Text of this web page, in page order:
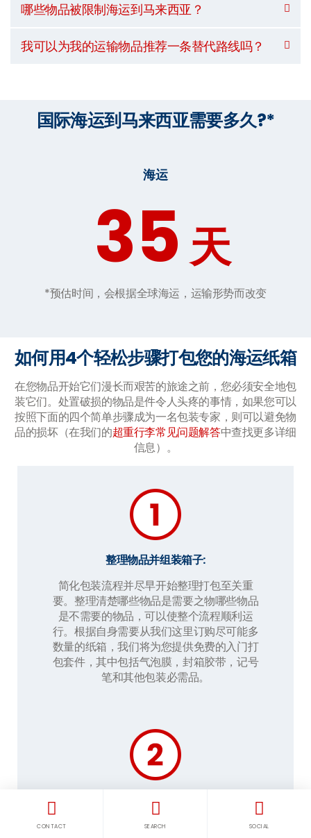
哪些物品被限制海运到马来西亚？
我可以为我的运输物品推荐一条替代路线吗？
国际海运到马来西亚需要多久?*
海运
35天
*预估时间，会根据全球海运，运输形势而改变
如何用4个轻松步骤打包您的海运纸箱
在您物品开始它们漫长而艰苦的旅途之前，您必须安全地包
装它们。处置破损的物品是件令人头疼的事情，如果您可以
按照下面的四个简单步骤成为一名包装专家，则可以避免物
品的损坏（在我们的超重行李常见问题解答中查找更多详细
信息）。
整理物品并组装箱子:
简化包装流程并尽早开始整理打包至关重
要。整理清楚哪些物品是需要之物哪些物品
是不需要的物品，可以使整个流程顺利运
行。根据自身需要从我们这里订购尽可能多
数量的纸箱，我们将为您提供免费的入门打
包套件，其中包括气泡膜，封箱胶带，记号
笔和其他包装必需品。
通过彻底包装来保护您的易碎物品
彻底包裹每样易碎物品，并在运输过程中在
CONTACT SEARCH SOCIAL